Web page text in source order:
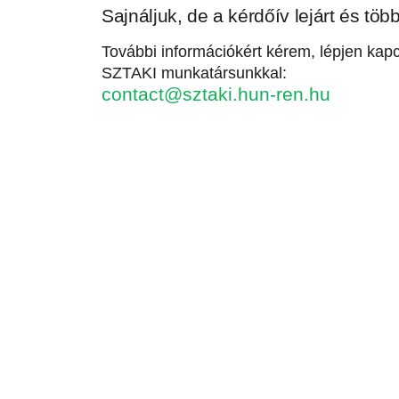
Sajnáljuk, de a kérdőív lejárt és
További információkért kérem, lépjen
SZTAKI munkatársunkkal:
contact@sztaki.hun-ren.hu